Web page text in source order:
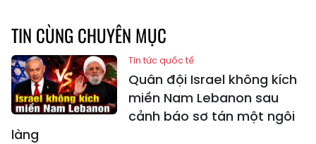
TIN CÙNG CHUYÊN MỤC
Tin tức quốc tế
Quân đội Israel không kích
miền Nam Lebanon sau
cảnh báo sơ tán một ngôi
làng